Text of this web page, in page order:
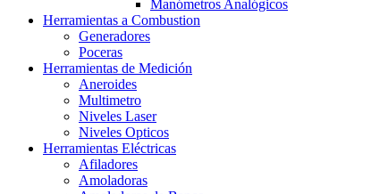
Manómetros Analógicos
Herramientas a Combustion
Generadores
Poceras
Herramientas de Medición
Aneroides
Multimetro
Niveles Laser
Niveles Opticos
Herramientas Eléctricas
Afiladores
Amoladoras